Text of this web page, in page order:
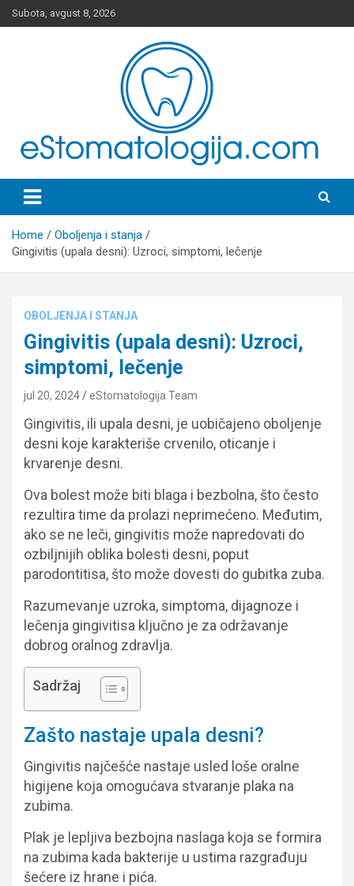
Skip
to
Subota, avgust 8, 2026
Stomatološki Portal
Home
Oboljenja i stanja
Gingivitis (upala desni): Uzroci, simptomi, lečenje
OBOLJENJA I STANJA
Gingivitis (upala desni): Uzroci,
simptomi, lečenje
jul 20, 2024 eStomatologija Team
Gingivitis, ili upala desni, je uobičajeno oboljenje
desni koje karakteriše crvenilo, oticanje i
krvarenje desni.
Ova bolest može biti blaga i bezbolna, što često
rezultira time da prolazi neprimećeno. Međutim,
ako se ne leči, gingivitis može napredovati do
ozbiljnijih oblika bolesti desni, poput
parodontitisa, što može dovesti do gubitka zuba.
Razumevanje uzroka, simptoma, dijagnoze i
lečenja gingivitisa ključno je za održavanje
dobrog oralnog zdravlja.
Sadržaj
Zašto nastaje upala desni?
Gingivitis najčešće nastaje usled loše oralne
higijene koja omogućava stvaranje plaka na
zubima.
Plak je lepljiva bezbojna naslaga koja se formira
na zubima kada bakterije u ustima razgrađuju
šećere iz hrane i pića.